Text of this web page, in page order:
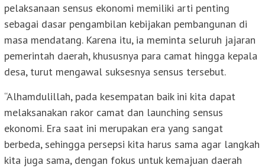
pelaksanaan sensus ekonomi memiliki arti penting
sebagai dasar pengambilan kebijakan pembangunan di
masa mendatang. Karena itu, ia meminta seluruh jajaran
pemerintah daerah, khususnya para camat hingga kepala
desa, turut mengawal suksesnya sensus tersebut.
“Alhamdulillah, pada kesempatan baik ini kita dapat
melaksanakan rakor camat dan launching sensus
ekonomi. Era saat ini merupakan era yang sangat
berbeda, sehingga persepsi kita harus sama agar langkah
kita juga sama, dengan fokus untuk kemajuan daerah